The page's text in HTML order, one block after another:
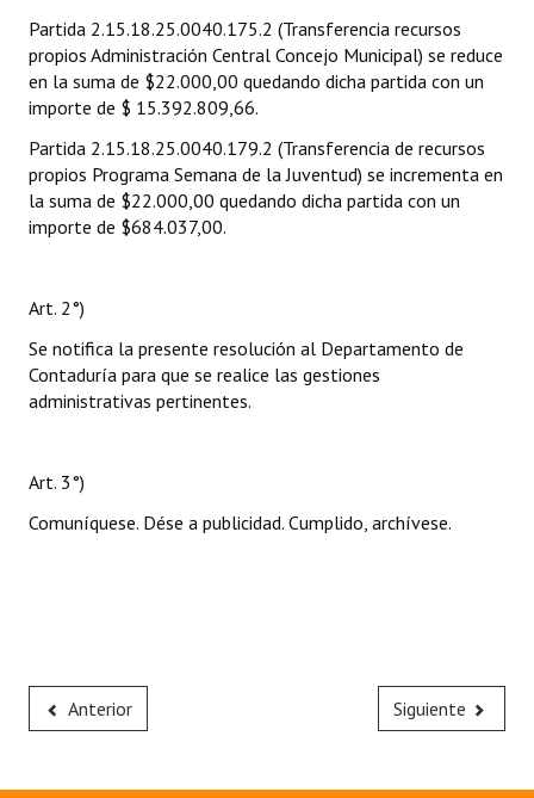
Partida 2.15.18.25.0040.175.2 (Transferencia recursos
propios Administración Central Concejo Municipal) se reduce
en la suma de $22.000,00 quedando dicha partida con un
importe de $ 15.392.809,66.
Partida 2.15.18.25.0040.179.2 (Transferencia de recursos
propios Programa Semana de la Juventud) se incrementa en
la suma de $22.000,00 quedando dicha partida con un
importe de $684.037,00.
Art. 2°)
Se notifica la presente resolución al Departamento de
Contaduría para que se realice las gestiones
administrativas pertinentes.
Art. 3°)
Comuníquese. Dése a publicidad. Cumplido, archívese.
Anterior Siguiente